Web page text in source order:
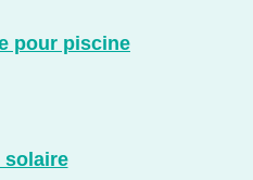
pour piscine
solaire